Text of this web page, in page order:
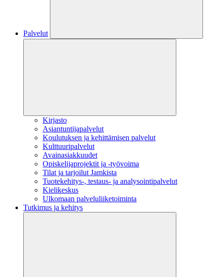
Palvelut
Kirjasto
Asiantuntijapalvelut
Koulutuksen ja kehittämisen palvelut
Kulttuuripalvelut
Avainasiakkuudet
Opiskelijaprojektit​ ja -työvoima
Tilat ja tarjoilut Jamkista
Tuotekehitys-, testaus- ja analysointipalvelut
Kielikeskus
Ulkomaan palveluliiketoiminta
Tutkimus ja kehitys